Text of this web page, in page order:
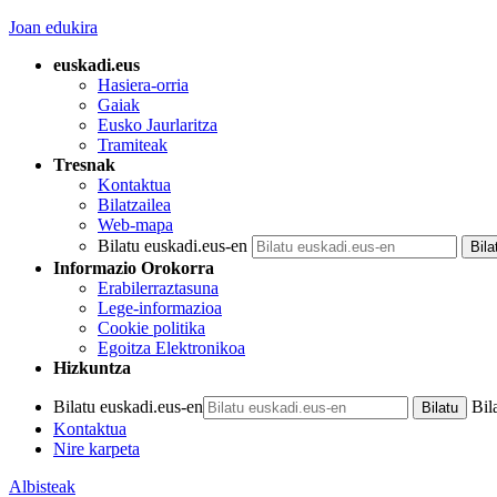
Joan edukira
euskadi.eus
Hasiera-orria
Gaiak
Eusko Jaurlaritza
Tramiteak
Tresnak
Kontaktua
Bilatzailea
Web-mapa
Bilatu euskadi.eus-en
Informazio Orokorra
Erabilerraztasuna
Lege-informazioa
Cookie politika
Egoitza Elektronikoa
Hizkuntza
Bilatu euskadi.eus-en
Kontaktua
Nire karpeta
Albisteak